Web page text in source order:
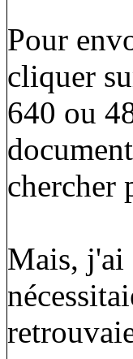
Pour
cliquer
640 ou
chercher
Mais, j'ai